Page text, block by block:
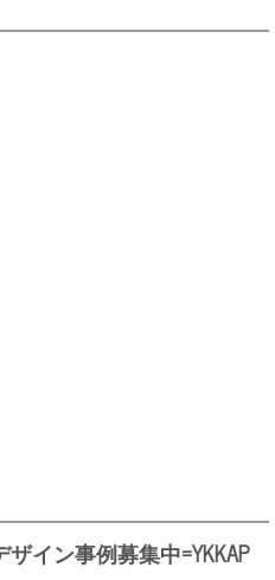
イン事例募集中=YKKAP